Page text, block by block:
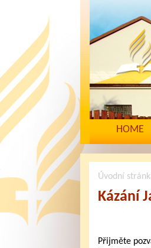
HOME
Úvodní
Kázání
Přijměte